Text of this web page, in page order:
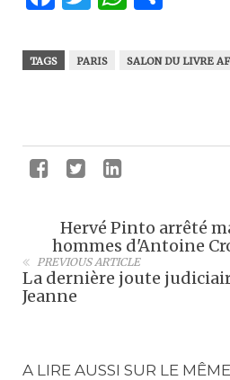
TAGS PARIS SALON DU LIVRE
Hervé Pinto arrêté
hommes d'Antoine
PREVIOUS ARTICLE
La dernière joute
Jeanne
A LIRE AUSSI SUR LE